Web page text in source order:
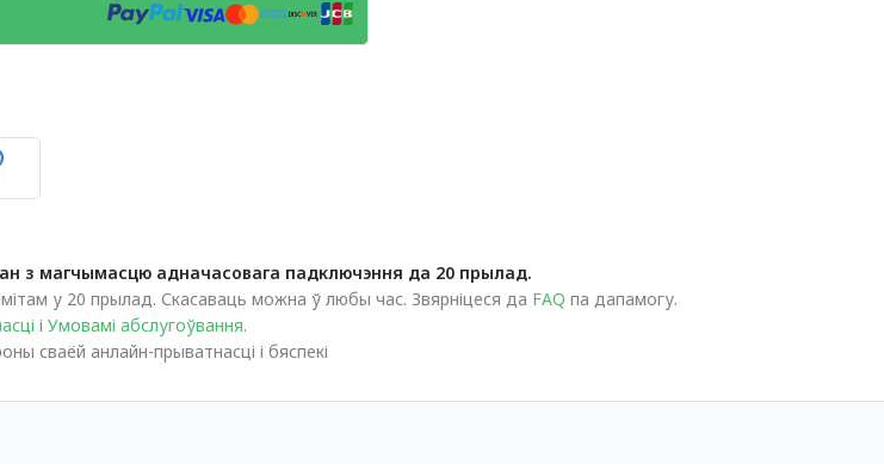
з магчымасцю адначасовага падключэння да 20 прылад.
у 20 прылад. Скасаваць можна ў любы час. Звярніцеся да FAQ па дапамогу.
і Умовамі абслугоўвання.
сваёй анлайн-прыватнасці і бяспекі